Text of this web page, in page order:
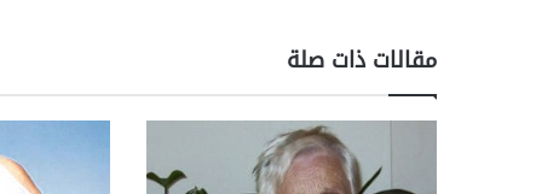
ت
د
ر
مقالات ذات صلة